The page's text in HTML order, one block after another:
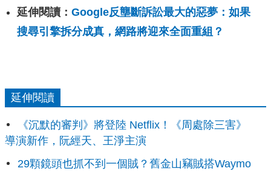
延伸閱讀： Google反壟斷訴訟最大的惡夢：如果
搜尋引擎拆分成真，網路將迎來全面重組？
延伸閱讀
《沉默的審判》將登陸 Netflix！《周處除三害》
導演新作，阮經天、王淨主演
29顆鏡頭也抓不到一個賊？舊金山竊賊搭Waymo